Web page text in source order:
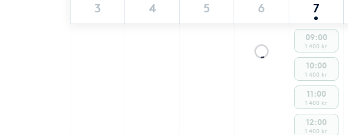
3 4 5 6 7
09:00
1 400 kr
10:00
1 400 kr
11:00
1 400 kr
12:00
1 400 kr